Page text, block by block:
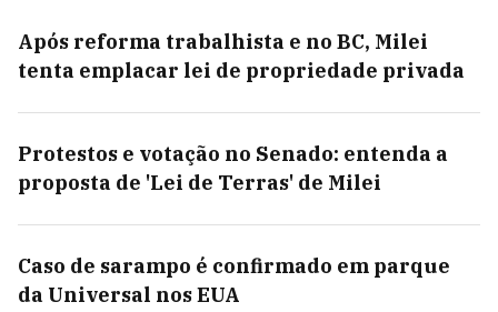
Após reforma trabalhista e no BC, Milei
tenta emplacar lei de propriedade privada
Protestos e votação no Senado: entenda a
proposta de 'Lei de Terras' de Milei
Caso de sarampo é confirmado em parque
da Universal nos EUA